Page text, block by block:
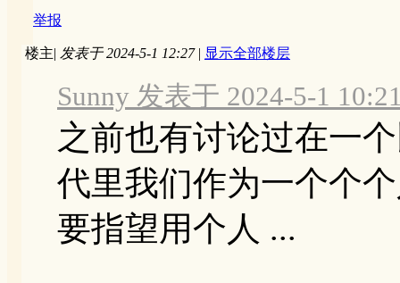
举报
楼主| 发表于 2024-5-1 12:27 | 显示全部楼层
Sunny 发表于 2024-5-1
之前也有讨论过在一
代里我们作为一个个
要指望用个人 ...